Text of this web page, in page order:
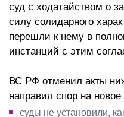
суд с ходатайством о
силу солидарного
перешли к нему в
инстанций с этим
ВС РФ отменил акты
направил спор на
суды не установили,